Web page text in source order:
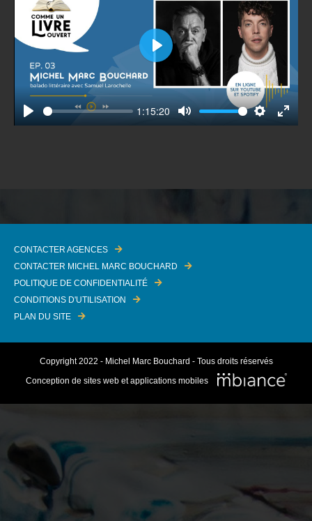
Play
1:15:20
Mute SettingsEnter
Play
CONTACTER AGENCES
CONTACTER MICHEL MARC BOUCHARD
POLITIQUE DE CONFIDENTIALITÉ
CONDITIONS D'UTILISATION
PLAN DU SITE
Copyright 2022 - Michel Marc Bouchard - Tous droits réservés
Conception de sites web et applications mobiles